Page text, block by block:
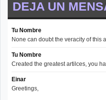
DEJA UN